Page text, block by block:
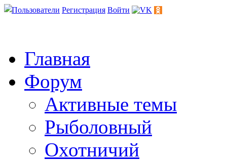
Пользователи Регистрация Войти
Главная
Форум
Активные темы
Рыболовный
Охотничий